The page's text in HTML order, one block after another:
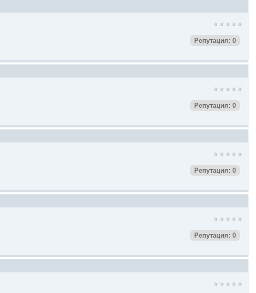
Репутация: 0
Репутация: 0
Репутация: 0
Репутация: 0